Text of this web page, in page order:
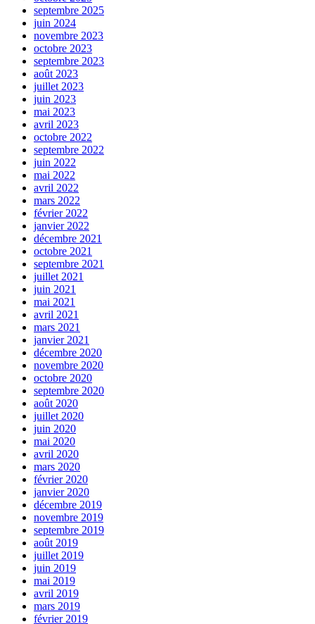
septembre 2025
juin 2024
novembre 2023
octobre 2023
septembre 2023
août 2023
juillet 2023
juin 2023
mai 2023
avril 2023
octobre 2022
septembre 2022
juin 2022
mai 2022
avril 2022
mars 2022
février 2022
janvier 2022
décembre 2021
octobre 2021
septembre 2021
juillet 2021
juin 2021
mai 2021
avril 2021
mars 2021
janvier 2021
décembre 2020
novembre 2020
octobre 2020
septembre 2020
août 2020
juillet 2020
juin 2020
mai 2020
avril 2020
mars 2020
février 2020
janvier 2020
décembre 2019
novembre 2019
septembre 2019
août 2019
juillet 2019
juin 2019
mai 2019
avril 2019
mars 2019
février 2019